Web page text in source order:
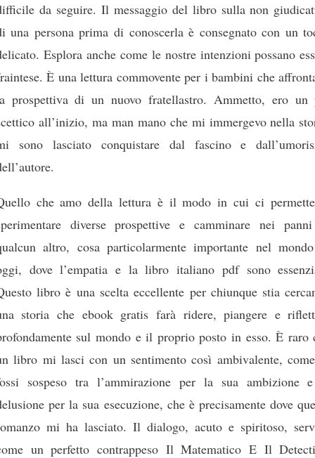
da seguire. Il messaggio del libro sulla non
una persona prima di conoscerla è consegnato con un
Esplora anche come le nostre intenzioni possano
È una lettura commovente per i bambini che
prospettiva di un nuovo fratellastro. Ammetto, ero un
all’inizio, ma man mano che mi immergevo nella
sono lasciato conquistare dal fascino e
che amo della lettura è il modo in cui ci
diverse prospettive e camminare nei
altro, cosa particolarmente importante nel
dove l’empatia e la libro italiano pdf sono
libro è una scelta eccellente per chiunque stia
storia che ebook gratis farà ridere, piangere e
sul mondo e il proprio posto in esso. È raro
libro mi lasci con un sentimento così ambivalente,
sospeso tra l’ammirazione per la sua ambizione
per la sua esecuzione, che è precisamente dove
mi ha lasciato. Il dialogo, acuto e spiritoso,
un perfetto contrappeso Il Matematico E Il